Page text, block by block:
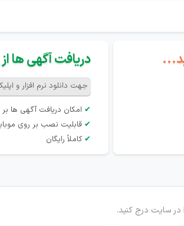
دریافت آگهی ها
جهت دانلود نرم افزار و
✔ امکان دریافت آگهی ها
✔ قابلیت نصب بر روی
✔ کاملاً رایگان
در سایت درج کنید.